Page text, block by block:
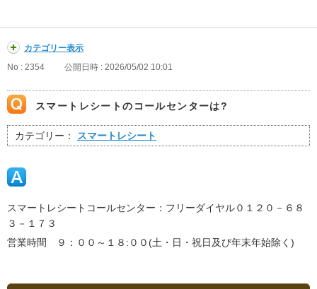
カテゴリー表示
No : 2354
公開日時 : 2026/05/02 10:01
スマートレシートのコールセンターは?
カテゴリー： スマートレシート
スマートレシートコールセンター：フリーダイヤル０１２０－６８
３－１７３
営業時間 ９：００～１８:００(土・日・祝日及び年末年始除く)